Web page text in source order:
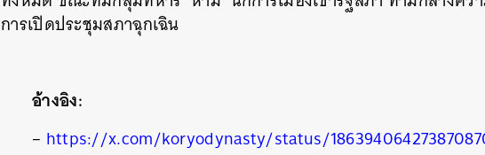
การเปิดประชุมสภาฉุกเฉิน
อ้างอิง:
– https://x.com/koryodynasty/status/